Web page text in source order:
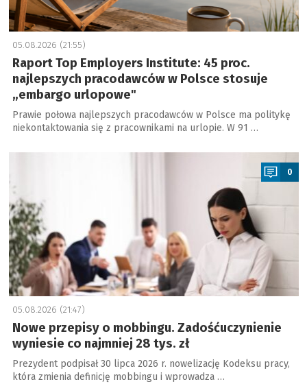
05.08.2026 (21:55)
Raport Top Employers Institute: 45 proc.
najlepszych pracodawców w Polsce stosuje
„embargo urlopowe"
Prawie połowa najlepszych pracodawców w Polsce ma politykę
niekontaktowania się z pracownikami na urlopie. W 91 …
0
05.08.2026 (21:47)
Nowe przepisy o mobbingu. Zadośćuczynienie
wyniesie co najmniej 28 tys. zł
Prezydent podpisał 30 lipca 2026 r. nowelizację Kodeksu pracy,
która zmienia definicję mobbingu i wprowadza …